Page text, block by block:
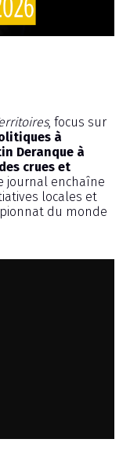
, focus sur
à
Deranque à
crues et
journal enchaîne
locales et
du monde